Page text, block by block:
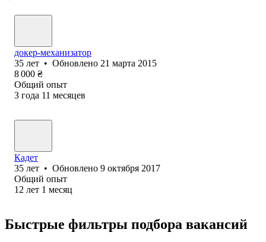
докер-механизатор
35 лет • Обновлено 21 марта 2015
8 000 ₴
Общий опыт
3 года 11 месяцев
Кадет
35 лет • Обновлено 9 октября 2017
Общий опыт
12 лет 1 месяц
Быстрые фильтры подбора вакансий